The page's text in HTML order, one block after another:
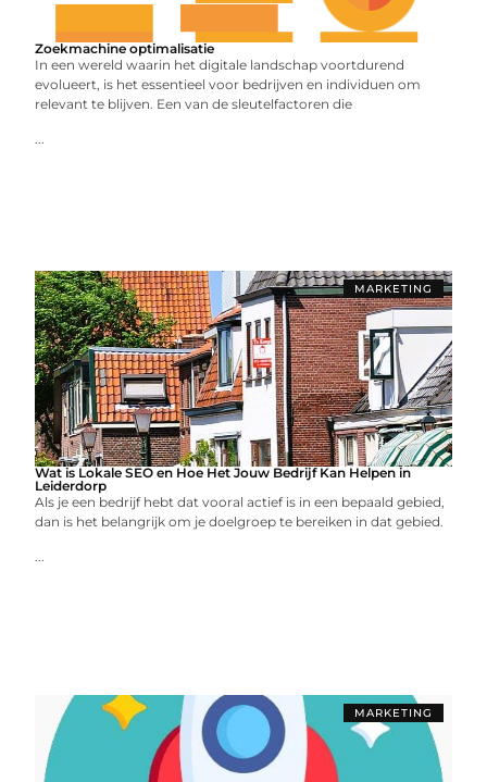
Zoekmachine optimalisatie
In een wereld waarin het digitale landschap voortdurend
evolueert, is het essentieel voor bedrijven en individuen om
relevant te blijven. Een van de sleutelfactoren die
...
MARKETING
Wat is Lokale SEO en Hoe Het Jouw Bedrijf Kan Helpen in
Leiderdorp
Als je een bedrijf hebt dat vooral actief is in een bepaald gebied,
dan is het belangrijk om je doelgroep te bereiken in dat gebied.
...
MARKETING